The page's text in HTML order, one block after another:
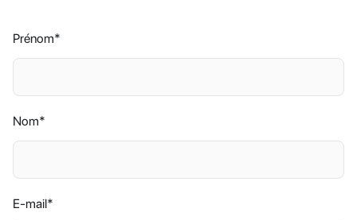
Prénom*
Nom*
E-mail*